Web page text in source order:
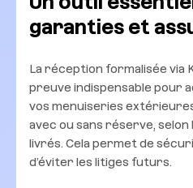
garanties et
La réception formalisée via
preuve indispensable pour
vos menuiseries
avec ou sans réserve, selon
livrés. Cela permet de
d’éviter les litiges futurs.